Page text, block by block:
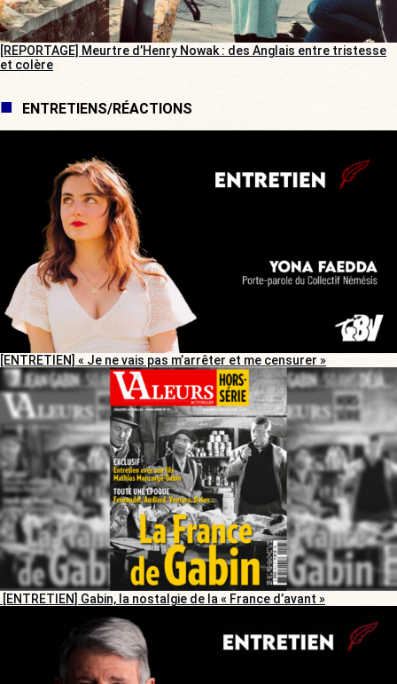
[REPORTAGE] Meurtre d’Henry Nowak : des Anglais entre tristesse
et colère
ENTRETIENS/RÉACTIONS
[ENTRETIEN] « Je ne vais pas m’arrêter et me censurer »
[ENTRETIEN] Gabin, la nostalgie de la « France d’avant »